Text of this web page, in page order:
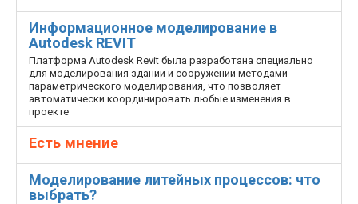
Информационное моделирование в
Autodesk REVIT
Платформа Autodesk Revit была разработана специально
для моделирования зданий и сооружений методами
параметрического моделирования, что позволяет
автоматически координировать любые изменения в
проекте
Есть мнение
Моделирование литейных процессов: что
выбрать?